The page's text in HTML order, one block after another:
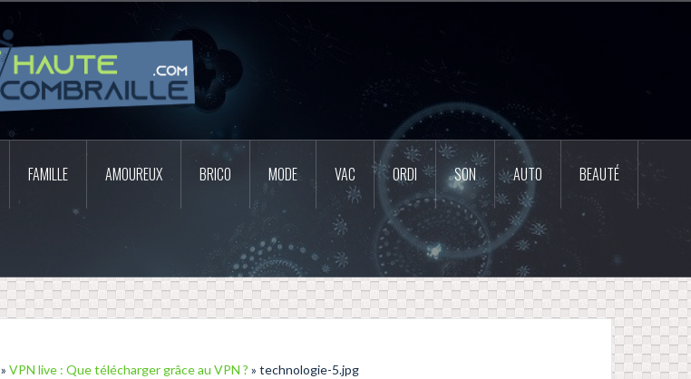
FAMILLE AMOUREUX BRICO MODE VAC ORDI SON AUTO BEAUTÉ
VPN live : Que télécharger grâce au VPN ? » technologie-5.jpg